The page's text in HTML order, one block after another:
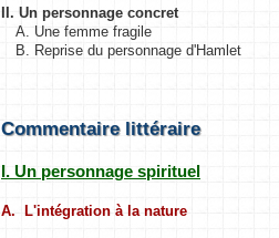
II. Un personnage concret
A. Une femme fragile
B. Reprise du personnage d'Hamlet
Commentaire littéraire
I. Un personnage spirituel
A. L'intégration à la nature